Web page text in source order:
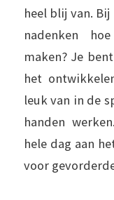
heel blij van.
nadenken
maken? Je
het
leuk van in de
handen
hele dag aan
voor